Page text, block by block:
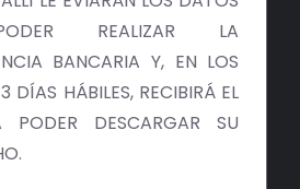
CONTACTO
REALIZAR LA
BANCARIA Y, EN LOS
DÍAS HÁBILES, RECIBIRÁ EL
PODER DESCARGAR SU